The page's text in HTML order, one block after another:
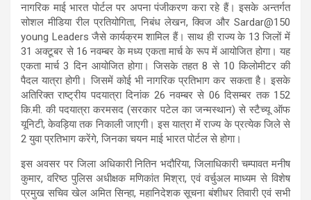
नागरिक माई भारत पोर्टल पर अपना पंजीकरण करा रहे हैं। इसके अन्तर्गत
सोशल मीडिया रील प्रतियोगिता, निबंध लेखन, क्विज और Sardar@150
young Leaders जैसे कार्यक्रम शामिल हैं। साथ ही राज्य के 13 जिलों में
31 अक्टूबर से 16 नवम्बर के मध्य एकता मार्च के रूप में आयोजित होगा। यह
एकता मार्च 3 दिन आयोजित होगा। जिसके तहत 8 से 10 किलोमीटर की
पैदल यात्रा होगी। जिसमें कोई भी नागरिक प्रतिभाग कर सकता है। इसके
अतिरिक्त राष्ट्रीय पदयात्रा दिनांक 26 नवम्बर से 06 दिसम्बर तक 152
कि.मी. की पदयात्रा करमसद (सरकार पटेल का जन्मस्थान) से स्टैच्यू ऑफ
यूनिटी, केवड़िया तक निकाली जाएगी। इस यात्रा में राज्य के प्रत्येक जिले से
2 युवा प्रतिभाग करेंगे, जिनका चयन माई भारत पोर्टल से होगा।
इस अवसर पर जिला अधिकारी नितिन भदौरिया, जिलाधिकारी चम्पावत मनीष
कुमार, वरिष्ठ पुलिस अधीक्षक मणिकांत मिश्रा, एवं वर्चुअल माध्यम से विशेष
प्रमुख सचिव खेल अमित सिन्हा, महानिदेशक सूचना बंशीधर तिवारी एवं सभी